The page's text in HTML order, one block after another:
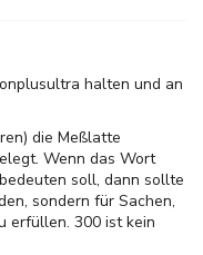
halten und an
die Meßlatte
Wenn das Wort
soll, dann sollte
sondern für Sachen,
erfüllen. 300 ist kein